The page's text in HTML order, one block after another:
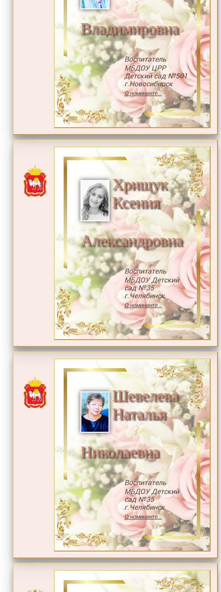
Владимировна
Воспитатель
МБДОУ ЦРР
Детский сад №501
г.Новосибирск
О номинанте...
Хрищук
Ксения
Александровна
Воспитатель
МБДОУ Детский
сад №35
г.Челябинск
О номинанте...
Шевелева
Наталья
Николаевна
Воспитатель
МБДОУ Детский
сад №35
г.Челябинск
О номинанте...